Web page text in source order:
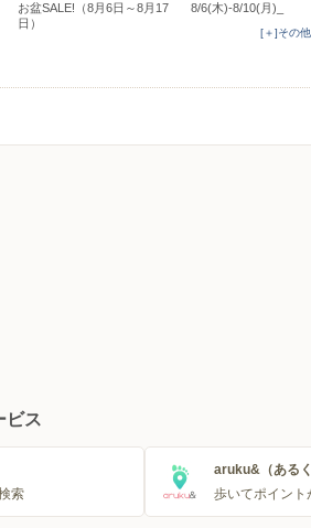
お盆SALE!（8月6日～8月17
日）
8/6(木)-8/10(月)_
[＋]その
ビス
索
aruku&（ある
歩いてポイント